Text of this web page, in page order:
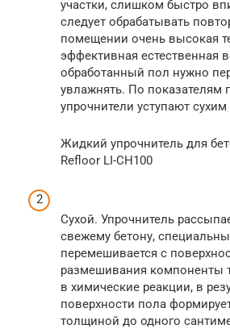
участки, слишком быстро
следует обрабатывать
помещении очень высокая
эффективная естественная
обработанный пол нужно
увлажнять. По показателям
упрочнители уступают
Жидкий упрочнитель для
Refloor LI-CH100
Сухой. Упрочнитель
свежему бетону,
перемешивается с
размешивания компоненты
в химические реакции, в
поверхности пола
толщиной до одного